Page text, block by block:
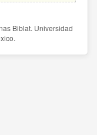
Biblat. Universidad